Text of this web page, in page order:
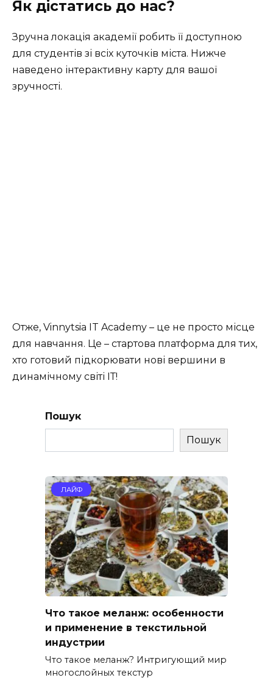
Як дістатись до нас?
Зручна локація академії робить її доступною
для студентів зі всіх куточків міста. Нижче
наведено інтерактивну карту для вашої
зручності.
Отже, Vinnytsia IT Academy – це не просто місце
для навчання. Це – стартова платформа для тих,
хто готовий підкорювати нові вершини в
динамічному світі ІТ!
Пошук
Пошук
ЛАЙФ
Что такое меланж: особенности
и применение в текстильной
индустрии
Что такое меланж? Интригующий мир
многослойных текстур